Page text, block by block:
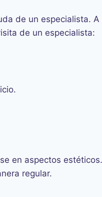
de un especialista.
de un especialista:
en aspectos
regular.